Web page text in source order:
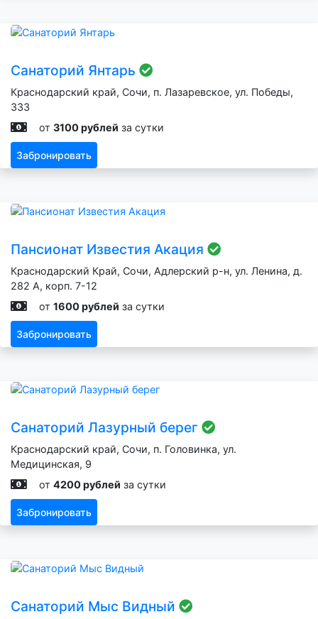
Санаторий Янтарь
Краснодарский край, Сочи, п. Лазаревское, ул. Победы,
333
от 3100 рублей за сутки
Забронировать
Пансионат Известия Акация
Краснодарский Край, Сочи, Адлерский р-н, ул. Ленина, д.
282 А, корп. 7-12
от 1600 рублей за сутки
Забронировать
Санаторий Лазурный берег
Краснодарский край, Сочи, п. Головинка, ул.
Медицинская, 9
от 4200 рублей за сутки
Забронировать
Санаторий Мыс Видный